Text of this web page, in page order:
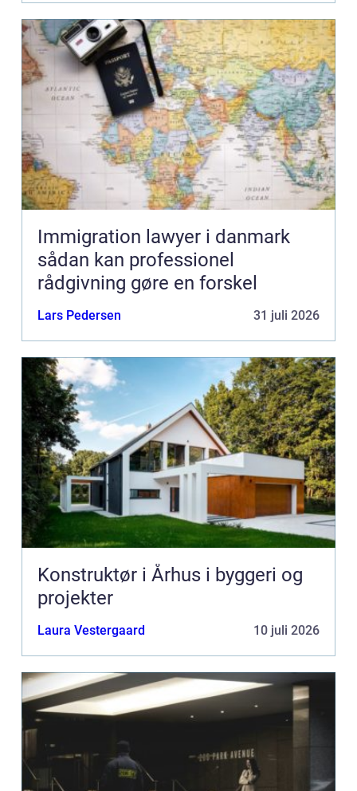
Immigration lawyer i danmark
sådan kan professionel
rådgivning gøre en forskel
Lars Pedersen 31 juli 2026
Konstruktør i Århus i byggeri og
projekter
Laura Vestergaard 10 juli 2026